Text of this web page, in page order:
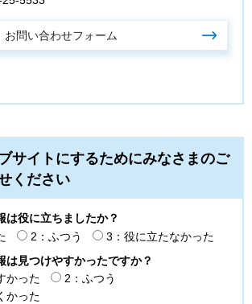
サイトにするためにみなさまのご
ください
は役に立ちましたか？
2：ふつう
3：役に立たなかった
は見つけやすかったですか？
かった
2：ふつう
かった